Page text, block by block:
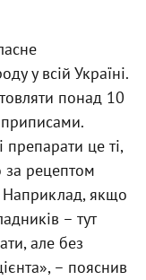
у всій Україні.
понад 10
це ті,
за рецептом
Наприклад, якщо
– тут
але без
– пояснив